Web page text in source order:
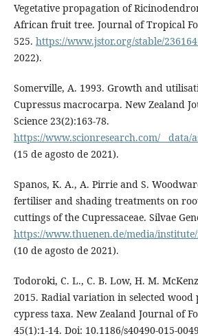
Vegetative propagation of
African fruit tree. Journal of Tropical
525. https://www.jstor.org/stable/
2022).
Somerville, A. 1993. Growth and
Cupressus macrocarpa. New Zealand
Science 23(2):163-78.
https://www.scionresearch.com/__data/
(15 de agosto de 2021).
Spanos, K. A., A. Pirrie and S.
fertiliser and shading treatments on
cuttings of the Cupressaceae. Silvae
https://www.thuenen.de/media/institute/
(10 de agosto de 2021).
Todoroki, C. L., C. B. Low, H. M.
2015. Radial variation in selected
cypress taxa. New Zealand Journal of
45(1):1-14. Doi: 10.1186/s40490-015-